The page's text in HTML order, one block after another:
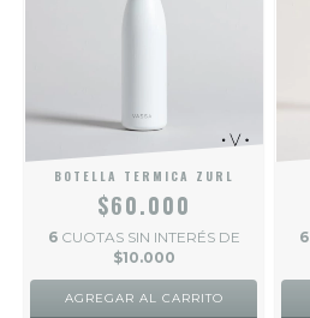
BOTELLA TERMICA ZURL
$60.000
6 CUOTAS SIN INTERÉS DE
$10.000
6